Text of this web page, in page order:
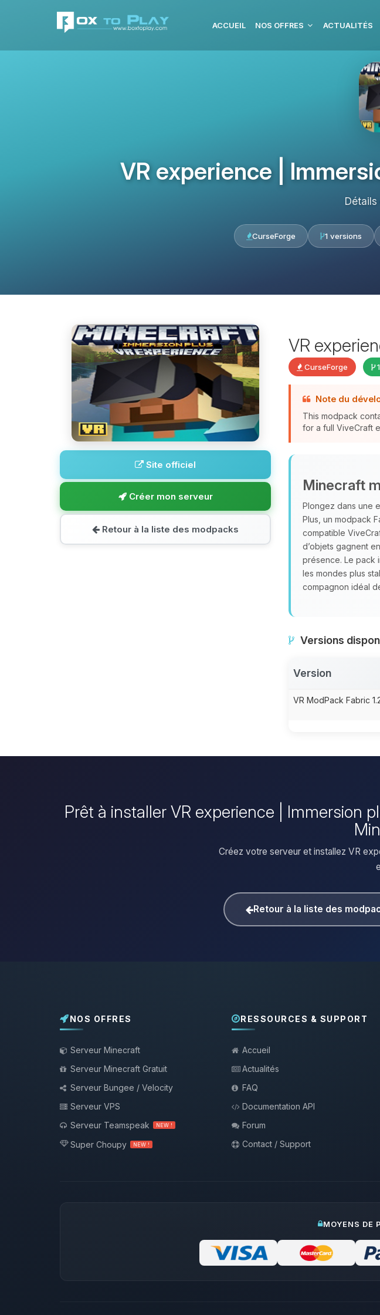
ACCUEIL NOS OFFRES ACTUALITÉS
VR experience |
CurseForge 1 versions
Site officiel
Créer mon serveur
Retour à la liste des modpacks
VR
CurseForge
Note du
This modpack
for a full ViveCraft
Minecraft
Plongez dans une
Plus, un modpack
compatible
d’objets gagnent
présence. Le pack
les mondes plus
compagnon idéal
Versions
Version
VR ModPack Fabric
Prêt à installer VR experience | Immersion
Créez votre serveur et installez VR
Retour à la liste des
NOS OFFRES
Serveur Minecraft
Serveur Minecraft Gratuit
Serveur Bungee / Velocity
Serveur VPS
Serveur Teamspeak
NEW !
Super Choupy NEW !
RESSOURCES & SUPPORT
Accueil
Actualités
FAQ
Documentation API
Forum
Contact / Support
MOYENS DE